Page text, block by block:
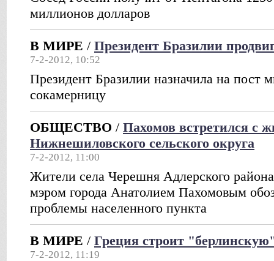
миллионов долларов
В МИРЕ / Президент Бразилии
7-2-2012, 10:52
Президент Бразилии назначила на пост
сокамерницу
ОБЩЕСТВО / Пахомов встретился с
Нижнешиловского сельского округа
7-2-2012, 11:00
Жители села Черешня Адлерского
мэром города Анатолием Пахомовым
проблемы населенного пункта
В МИРЕ / Греция строит
7-2-2012, 11:19